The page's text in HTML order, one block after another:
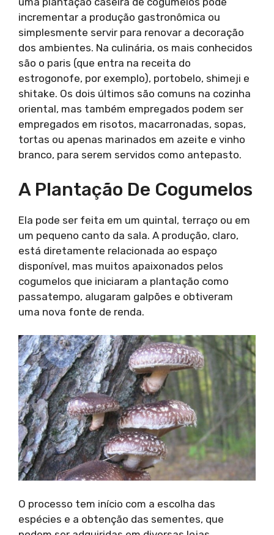
incrementar a produção gastronômica ou
simplesmente servir para renovar a decoração
dos ambientes. Na culinária, os mais conhecidos
são o paris (que entra na receita do
estrogonofe, por exemplo), portobelo, shimeji e
shitake. Os dois últimos são comuns na cozinha
oriental, mas também empregados podem ser
empregados em risotos, macarronadas, sopas,
tortas ou apenas marinados em azeite e vinho
branco, para serem servidos como antepasto.
A Plantação De Cogumelos
Ela pode ser feita em um quintal, terraço ou em
um pequeno canto da sala. A produção, claro,
está diretamente relacionada ao espaço
disponível, mas muitos apaixonados pelos
cogumelos que iniciaram a plantação como
passatempo, alugaram galpões e obtiveram
uma nova fonte de renda.
O processo tem início com a escolha das
espécies e a obtenção das sementes, que